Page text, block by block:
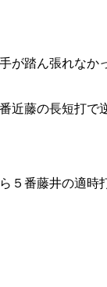
が踏ん張れなか
近藤の長短打で
５番藤井の適時